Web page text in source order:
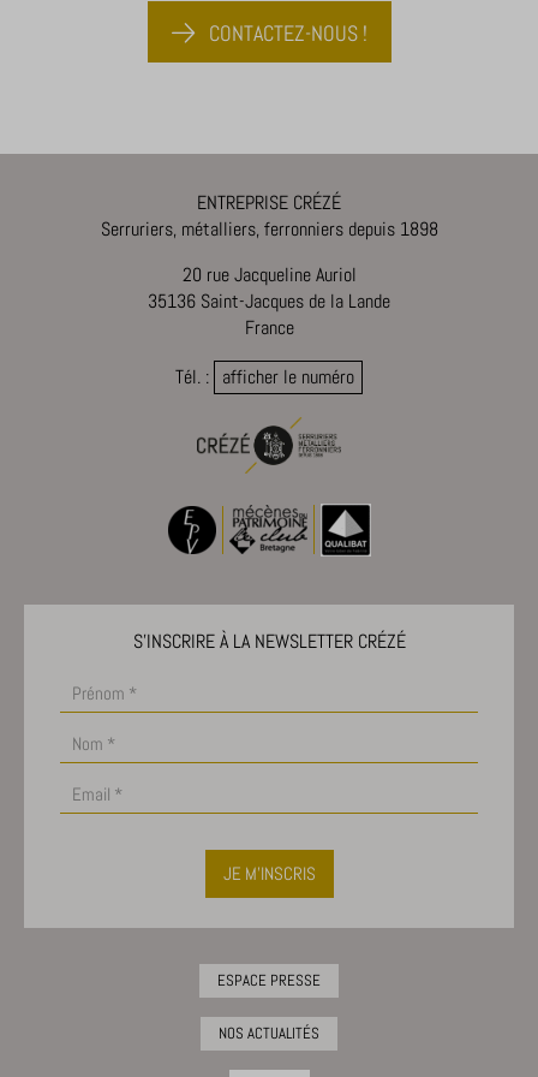
CONTACTEZ-NOUS !
ENTREPRISE CRÉZÉ
Serruriers, métalliers, ferronniers depuis 1898
20 rue Jacqueline Auriol
35136 Saint-Jacques de la Lande
France
Tél. : afficher le numéro
S'INSCRIRE À LA NEWSLETTER CRÉZÉ
JE M'INSCRIS
ESPACE PRESSE
NOS ACTUALITÉS